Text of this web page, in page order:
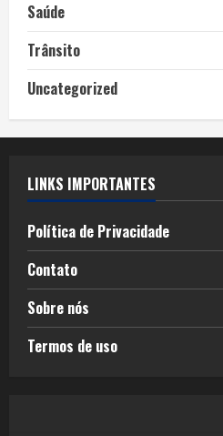
Saúde
Trânsito
Uncategorized
LINKS IMPORTANTES
Política de Privacidade
Contato
Sobre nós
Termos de uso